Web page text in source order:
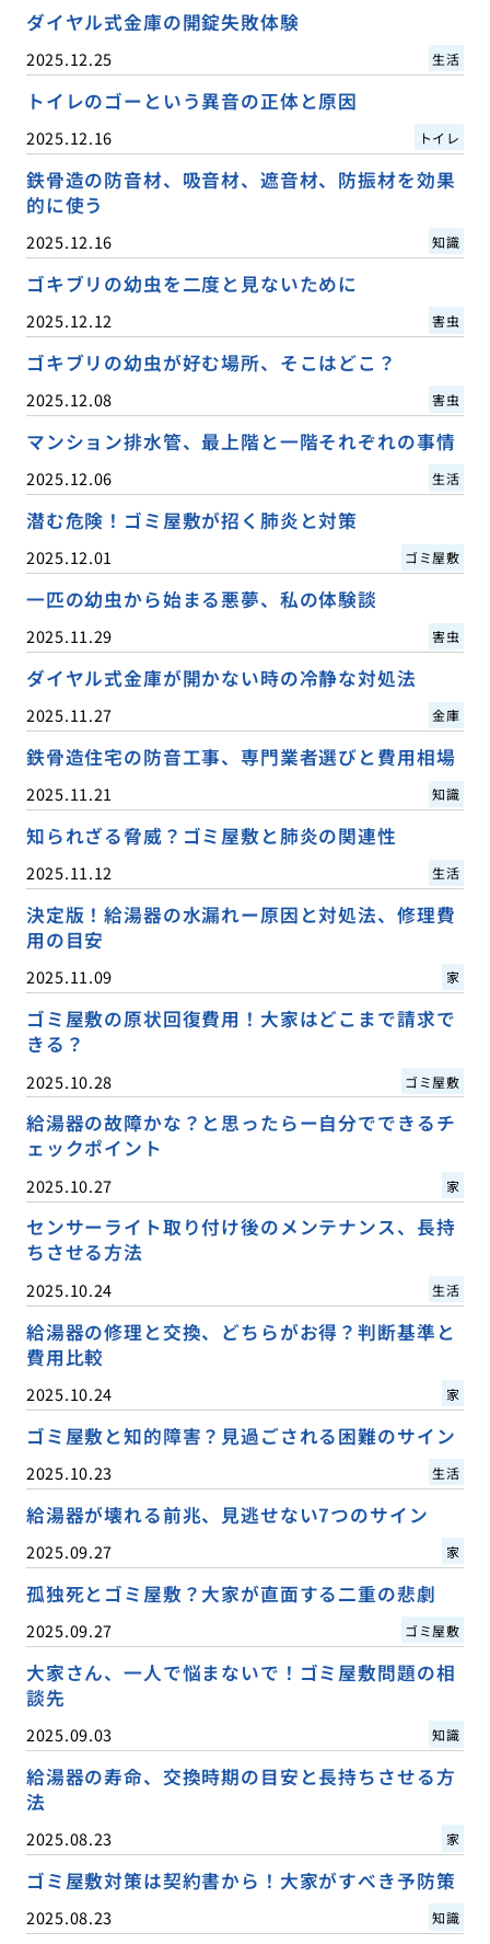
ダイヤル式金庫の開錠失敗体験
2025.12.25 生活
トイレのゴーという異音の正体と原因
2025.12.16 トイレ
鉄骨造の防音材、吸音材、遮音材、防振材を効果
的に使う
2025.12.16 知識
ゴキブリの幼虫を二度と見ないために
2025.12.12 害虫
ゴキブリの幼虫が好む場所、そこはどこ？
2025.12.08 害虫
マンション排水管、最上階と一階それぞれの事情
2025.12.06 生活
潜む危険！ゴミ屋敷が招く肺炎と対策
2025.12.01 ゴミ屋敷
一匹の幼虫から始まる悪夢、私の体験談
2025.11.29 害虫
ダイヤル式金庫が開かない時の冷静な対処法
2025.11.27 金庫
鉄骨造住宅の防音工事、専門業者選びと費用相場
2025.11.21 知識
知られざる脅威？ゴミ屋敷と肺炎の関連性
2025.11.12 生活
決定版！給湯器の水漏れー原因と対処法、修理費
用の目安
2025.11.09 家
ゴミ屋敷の原状回復費用！大家はどこまで請求で
きる？
2025.10.28 ゴミ屋敷
給湯器の故障かな？と思ったらー自分でできるチ
ェックポイント
2025.10.27 家
センサーライト取り付け後のメンテナンス、長持
ちさせる方法
2025.10.24 生活
給湯器の修理と交換、どちらがお得？判断基準と
費用比較
2025.10.24 家
ゴミ屋敷と知的障害？見過ごされる困難のサイン
2025.10.23 生活
給湯器が壊れる前兆、見逃せない7つのサイン
2025.09.27 家
孤独死とゴミ屋敷？大家が直面する二重の悲劇
2025.09.27 ゴミ屋敷
大家さん、一人で悩まないで！ゴミ屋敷問題の相
談先
2025.09.03 知識
給湯器の寿命、交換時期の目安と長持ちさせる方
法
2025.08.23 家
ゴミ屋敷対策は契約書から！大家がすべき予防策
2025.08.23 知識